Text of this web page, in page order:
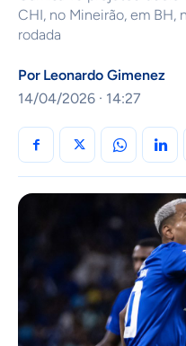
CHI, no Mineirão, em BH,
rodada
Por Leonardo Gimenez
14/04/2026 · 14:27